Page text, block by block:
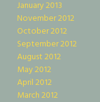
January 2013
November 2012
October 2012
September 2012
August 2012
May 2012
April 2012
March 2012